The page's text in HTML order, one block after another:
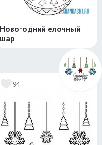
Новогодний елочный
шар
94